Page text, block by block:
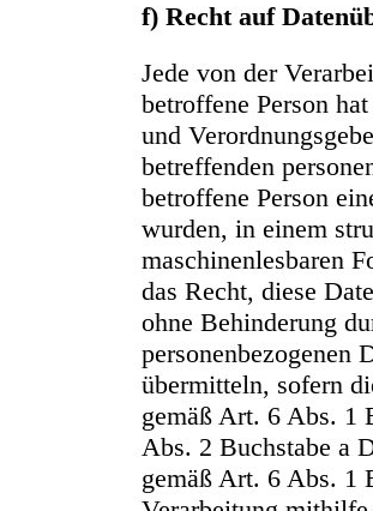
f) Recht auf
Jede von der
betroffene Person
und
betreffenden
betroffene Person
wurden, in einem
maschinenlesbaren
das Recht, diese
ohne Behinderung
personenbezogenen
übermitteln, sofern
gemäß Art. 6 Abs. 1
Abs. 2 Buchstabe a
gemäß Art. 6 Abs. 1